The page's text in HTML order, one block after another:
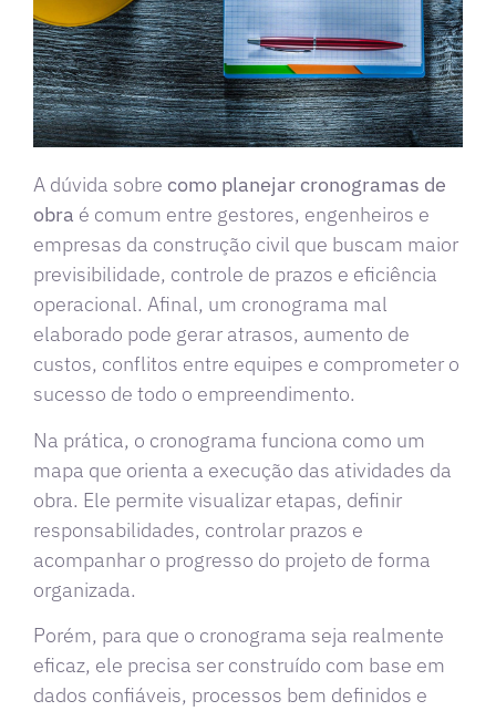
A dúvida sobre como planejar cronogramas de
obra é comum entre gestores, engenheiros e
empresas da construção civil que buscam maior
previsibilidade, controle de prazos e eficiência
operacional. Afinal, um cronograma mal
elaborado pode gerar atrasos, aumento de
custos, conflitos entre equipes e comprometer o
sucesso de todo o empreendimento.
Na prática, o cronograma funciona como um
mapa que orienta a execução das atividades da
obra. Ele permite visualizar etapas, definir
responsabilidades, controlar prazos e
acompanhar o progresso do projeto de forma
organizada.
Porém, para que o cronograma seja realmente
eficaz, ele precisa ser construído com base em
dados confiáveis, processos bem definidos e